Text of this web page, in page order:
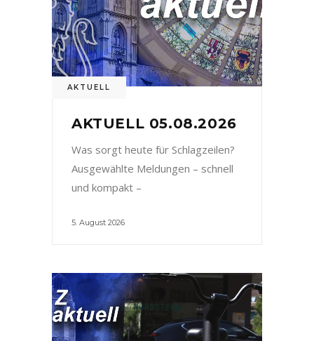
AKTUELL
AKTUELL 05.08.2026
Was sorgt heute für Schlagzeilen?
Ausgewählte Meldungen – schnell
und kompakt –
5. August 2026